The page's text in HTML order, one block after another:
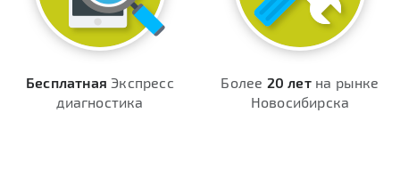
Бесплатная Экспресс
диагностика
Более 20 летна рынке
Новосибирска